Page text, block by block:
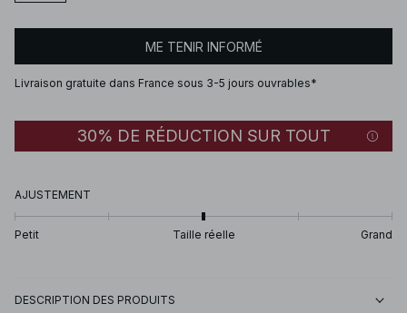
ME TENIR INFORMÉ
Livraison gratuite dans France sous 3-5 jours ouvrables*
30% DE RÉDUCTION SUR TOUT
AJUSTEMENT
Petit Taille réelle Grand
DESCRIPTION DES PRODUITS